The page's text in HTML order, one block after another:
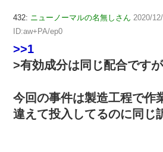
432: ニューノーマルの名無しさん 2020/
ID:aw+PA/ep0
>>1
>有効成分は同じ配合ですが
今回の事件は製造工程で作
違えて投入してるのに同じ